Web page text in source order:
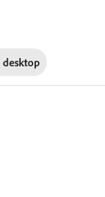
desktop